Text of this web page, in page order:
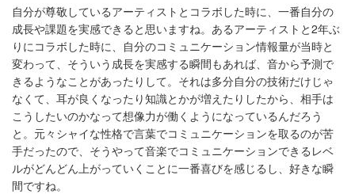
自分が尊敬しているアーティストとコラボした時に、一番自分の
成長や課題を実感できると思いますね。あるアーティストと2年ぶ
りにコラボした時に、自分のコミュニケーション情報量が当時と
変わって、そういう成長を実感する瞬間もあれば、音から予測で
きるようなことがあったりして。それは多分自分の技術だけじゃ
なくて、耳が良くなったり知識とかが増えたりしたから、相手は
こうしたいのかなって想像力が働くようになっているんだろう
と。元々シャイな性格で言葉でコミュニケーションを取るのが苦
手だったので、そうやって音楽でコミュニケーションできるレベ
ルがどんどん上がっていくことに一番喜びを感じるし、好きな瞬
間ですね。